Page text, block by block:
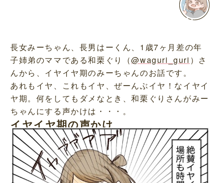
長女みーちゃん、長男はーくん、1歳7ヶ月差の年
子姉弟のママである和栗ぐり（@waguri_guri ）さ
んから、イヤイヤ期のみーちゃんのお話です。
あれもイヤ、これもイヤ、ぜーんぶイヤ！なイヤイ
ヤ期。何をしてもダメなとき、和栗ぐりさんがみー
ちゃんにする声かけは・・・。
イヤイヤ期の声かけ